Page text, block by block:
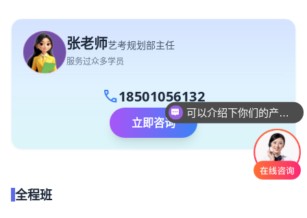
张老师艺考规划部主任
服务过众多学员
call18501056132
立即咨询
全程班